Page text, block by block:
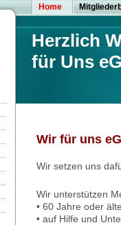
Home
Herzlich
für Uns eG
Wir für uns
Wir setzen uns
Wir unterstützen
• 60 Jahre oder
• auf Hilfe und